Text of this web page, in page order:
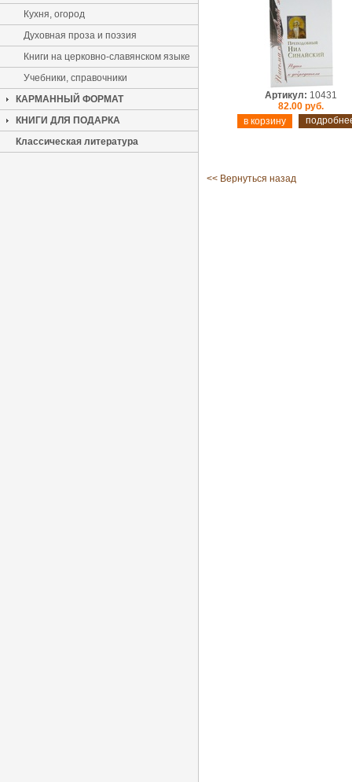
Кухня, огород
Духовная проза и поэзия
Книги на церковно-славянском языке
Учебники, справочники
КАРМАННЫЙ ФОРМАТ
КНИГИ ДЛЯ ПОДАРКА
Классическая литература
Артикул: 10431
82.00 руб.
<< Вернуться назад